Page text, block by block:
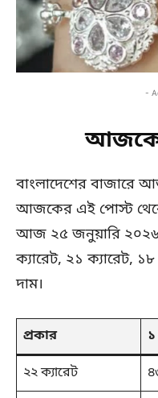
-
বাংলাদেশের বাজারে
আজকের এই পোস্ট
আজ ২৫ জনুয়ারি
ক্যারেট, ২১ ক্যারেট,
দাম।
প্রকার
২২ ক্যারেট